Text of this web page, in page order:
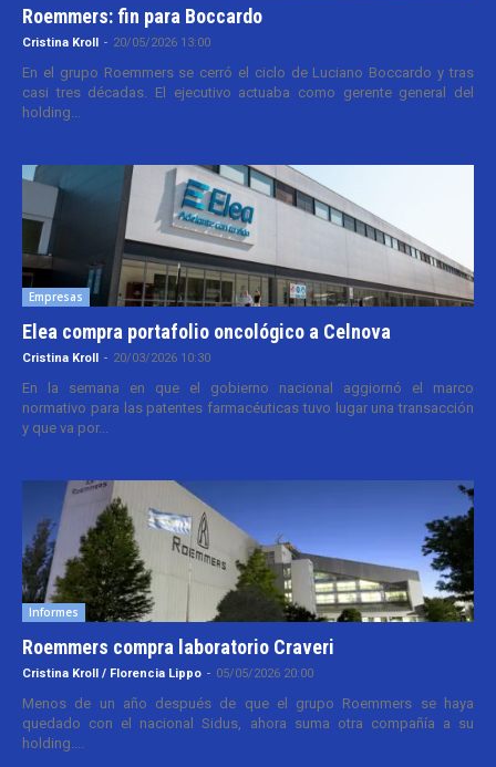
Roemmers: fin para Boccardo
Cristina Kroll - 20/05/2026 13:00
En el grupo Roemmers se cerró el ciclo de Luciano Boccardo y tras
casi tres décadas. El ejecutivo actuaba como gerente general del
holding...
Empresas
Elea compra portafolio oncológico a Celnova
Cristina Kroll - 20/03/2026 10:30
En la semana en que el gobierno nacional aggiornó el marco
normativo para las patentes farmacéuticas tuvo lugar una transacción
y que va por...
Informes
Roemmers compra laboratorio Craveri
Cristina Kroll / Florencia Lippo - 05/05/2026 20:00
Menos de un año después de que el grupo Roemmers se haya
quedado con el nacional Sidus, ahora suma otra compañía a su
holding....